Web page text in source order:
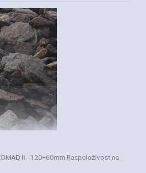
II - 120+60mm Raspoloživost na